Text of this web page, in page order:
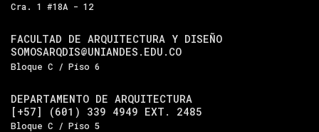
Cra. 1 #18A - 12
FACULTAD DE ARQUITECTURA Y DISEÑO
SOMOSARQDIS@UNIANDES.EDU.CO
Bloque C / Piso 6
DEPARTAMENTO DE ARQUITECTURA
[+57] (601) 339 4949 EXT. 2485
Bloque C / Piso 5